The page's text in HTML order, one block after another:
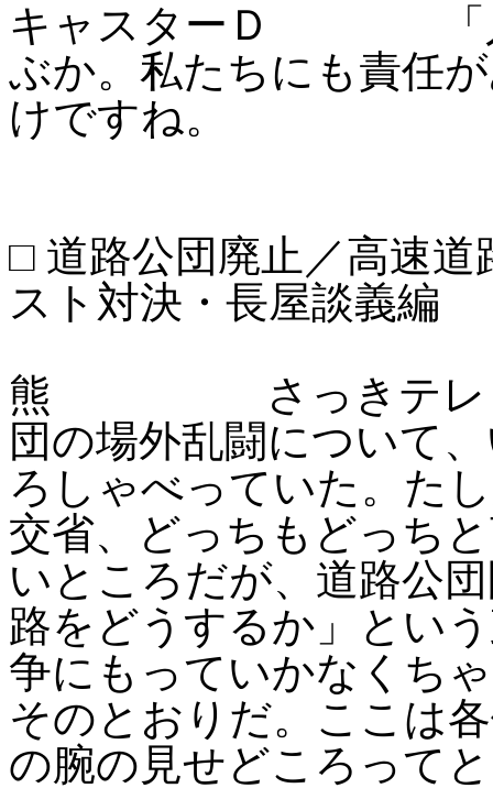
キャスターＤ 「人
ぶか。私たちにも責任
けですね。
□ 道路公団廃止／高速
スト対決・長屋談義編
熊 さっきテレビを
団の場外乱闘について
ろしゃべっていた。た
交省、どっちもどっち
いところだが、道路公
路をどうするか」とい
争にもっていかなくち
そのとおりだ。ここは
の腕の見せどころって